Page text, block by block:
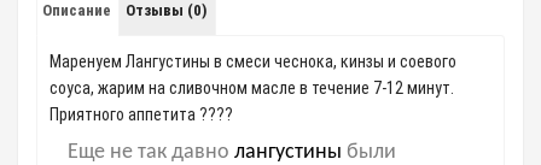
Описание Отзывы (0)
Маренуем Лангустины в смеси чеснока, кинзы и соевого
соуса, жарим на сливочном масле в течение 7-12 минут.
Приятного аппетита ????
Еще не так давно лангустины были